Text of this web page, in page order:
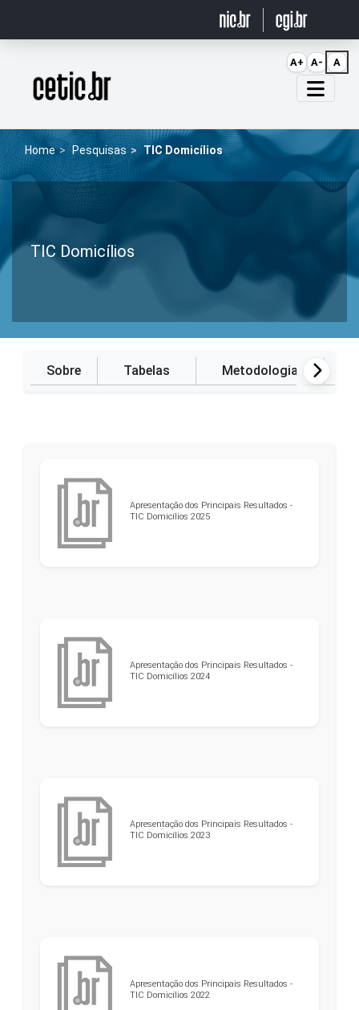
Página inicial
Home Pesquisas TIC Domicílios
TIC Domicílios
Sobre Tabelas Metodologia
Apresentação dos Principais Resultados -
TIC Domicílios 2025
Apresentação dos Principais Resultados -
TIC Domicílios 2024
Apresentação dos Principais Resultados -
TIC Domicílios 2023
Apresentação dos Principais Resultados -
TIC Domicílios 2022
A+ A- A